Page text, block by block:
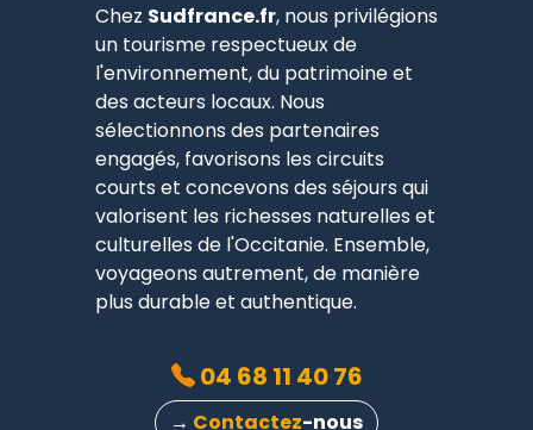
Chez Sudfrance.fr, nous privilégions
un tourisme respectueux de
l'environnement, du patrimoine et
des acteurs locaux. Nous
sélectionnons des partenaires
engagés, favorisons les circuits
courts et concevons des séjours qui
valorisent les richesses naturelles et
culturelles de l'Occitanie. Ensemble,
voyageons autrement, de manière
plus durable et authentique.
04 68 11 40 76
→ Contactez-nous